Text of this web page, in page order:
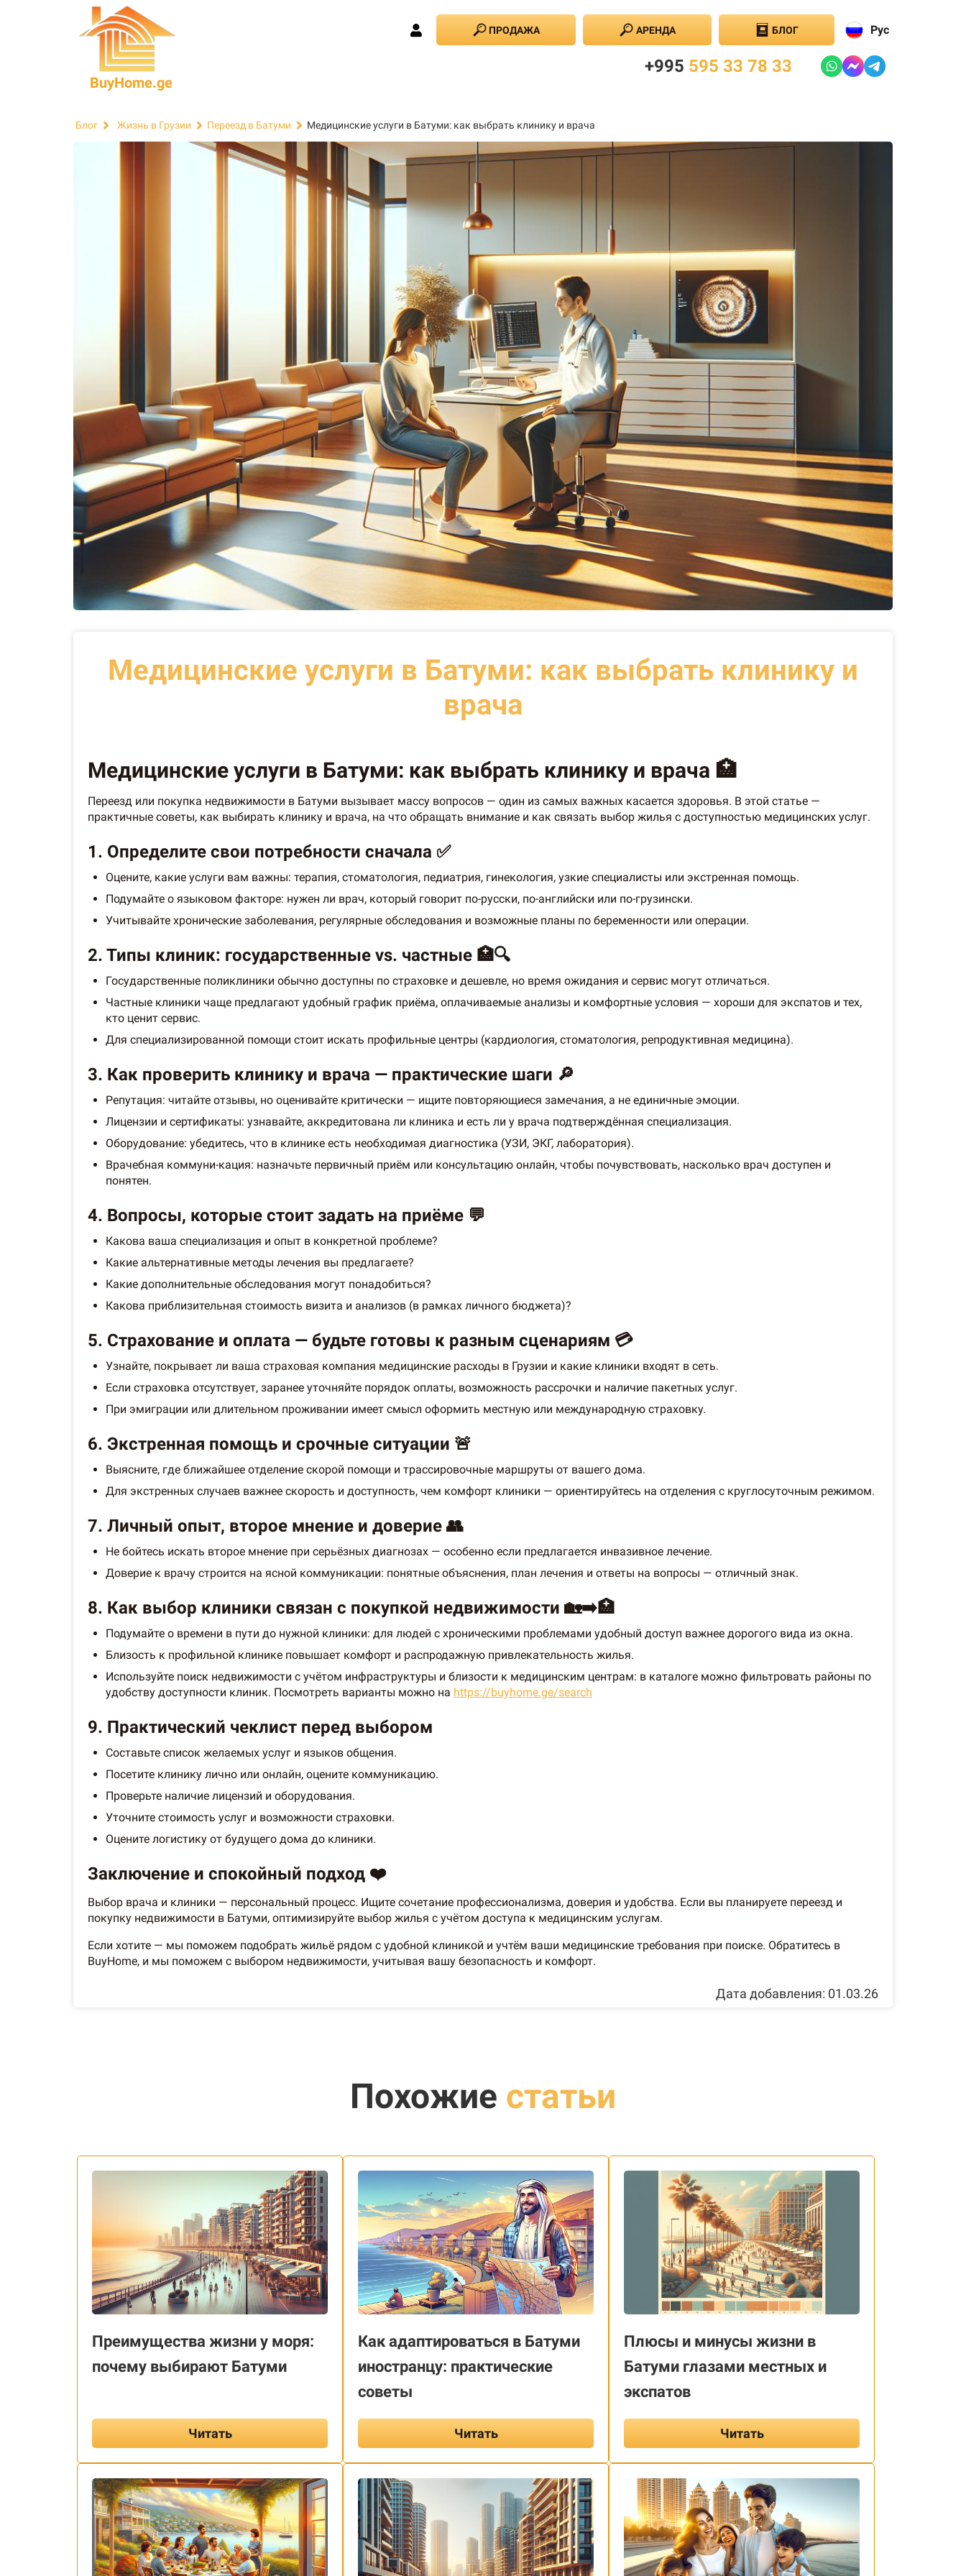
BuyHome.ge
ПРОДАЖА АРЕНДА БЛОГ Рус
+995 595 33 78 33
Блог Жизнь в Грузии Переезд в Батуми Медицинские услуги в Батуми: как выбрать клинику и врача
Медицинские услуги в Батуми: как выбрать клинику и
врача
Медицинские услуги в Батуми: как выбрать клинику и врача 🏥
Переезд или покупка недвижимости в Батуми вызывает массу вопросов — один из самых важных касается здоровья. В этой статье —
практичные советы, как выбирать клинику и врача, на что обращать внимание и как связать выбор жилья с доступностью медицинских услуг.
1. Определите свои потребности сначала ✅
Оцените, какие услуги вам важны: терапия, стоматология, педиатрия, гинекология, узкие специалисты или экстренная помощь.
Подумайте о языковом факторе: нужен ли врач, который говорит по-русски, по-английски или по-грузински.
Учитывайте хронические заболевания, регулярные обследования и возможные планы по беременности или операции.
2. Типы клиник: государственные vs. частные 🏥🔍
Государственные поликлиники обычно доступны по страховке и дешевле, но время ожидания и сервис могут отличаться.
Частные клиники чаще предлагают удобный график приёма, оплачиваемые анализы и комфортные условия — хороши для экспатов и тех,
кто ценит сервис.
Для специализированной помощи стоит искать профильные центры (кардиология, стоматология, репродуктивная медицина).
3. Как проверить клинику и врача — практические шаги 🔎
Репутация: читайте отзывы, но оценивайте критически — ищите повторяющиеся замечания, а не единичные эмоции.
Лицензии и сертификаты: узнавайте, аккредитована ли клиника и есть ли у врача подтверждённая специализация.
Оборудование: убедитесь, что в клинике есть необходимая диагностика (УЗИ, ЭКГ, лаборатория).
Врачебная коммуни-кация: назначьте первичный приём или консультацию онлайн, чтобы почувствовать, насколько врач доступен и
понятен.
4. Вопросы, которые стоит задать на приёме 💬
Какова ваша специализация и опыт в конкретной проблеме?
Какие альтернативные методы лечения вы предлагаете?
Какие дополнительные обследования могут понадобиться?
Какова приблизительная стоимость визита и анализов (в рамках личного бюджета)?
5. Страхование и оплата — будьте готовы к разным сценариям 💳
Узнайте, покрывает ли ваша страховая компания медицинские расходы в Грузии и какие клиники входят в сеть.
Если страховка отсутствует, заранее уточняйте порядок оплаты, возможность рассрочки и наличие пакетных услуг.
При эмиграции или длительном проживании имеет смысл оформить местную или международную страховку.
6. Экстренная помощь и срочные ситуации 🚨
Выясните, где ближайшее отделение скорой помощи и трассировочные маршруты от вашего дома.
Для экстренных случаев важнее скорость и доступность, чем комфорт клиники — ориентируйтесь на отделения с круглосуточным режимом.
7. Личный опыт, второе мнение и доверие 👥
Не бойтесь искать второе мнение при серьёзных диагнозах — особенно если предлагается инвазивное лечение.
Доверие к врачу строится на ясной коммуникации: понятные объяснения, план лечения и ответы на вопросы — отличный знак.
8. Как выбор клиники связан с покупкой недвижимости 🏡➡️🏥
Подумайте о времени в пути до нужной клиники: для людей с хроническими проблемами удобный доступ важнее дорогого вида из окна.
Близость к профильной клинике повышает комфорт и распродажную привлекательность жилья.
Используйте поиск недвижимости с учётом инфраструктуры и близости к медицинским центрам: в каталоге можно фильтровать районы по
удобству доступности клиник. Посмотреть варианты можно на https://buyhome.ge/search
9. Практический чеклист перед выбором
Составьте список желаемых услуг и языков общения.
Посетите клинику лично или онлайн, оцените коммуникацию.
Проверьте наличие лицензий и оборудования.
Уточните стоимость услуг и возможности страховки.
Оцените логистику от будущего дома до клиники.
Заключение и спокойный подход ❤️
Выбор врача и клиники — персональный процесс. Ищите сочетание профессионализма, доверия и удобства. Если вы планируете переезд и
покупку недвижимости в Батуми, оптимизируйте выбор жилья с учётом доступа к медицинским услугам.
Если хотите — мы поможем подобрать жильё рядом с удобной клиникой и учтём ваши медицинские требования при поиске. Обратитесь в
BuyHome, и мы поможем с выбором недвижимости, учитывая вашу безопасность и комфорт.
Дата добавления: 01.03.26
Похожие статьи
Преимущества жизни у моря:
почему выбирают Батуми
Читать
Как адаптироваться в Батуми
иностранцу: практические
советы
Читать
Плюсы и минусы жизни в
Батуми глазами местных и
экспатов
Читать